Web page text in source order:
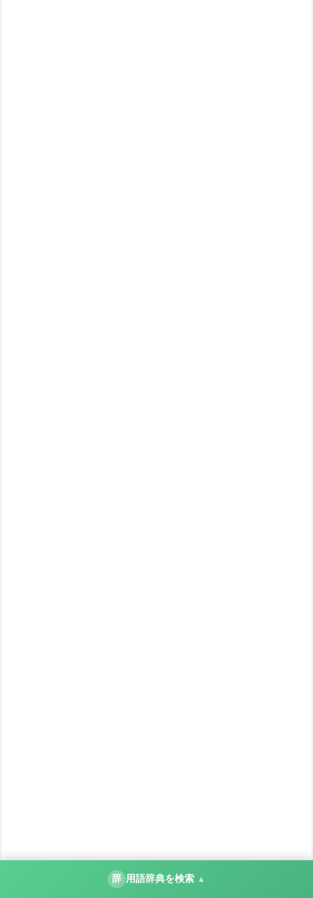
辞 用語辞典を検索 ▲